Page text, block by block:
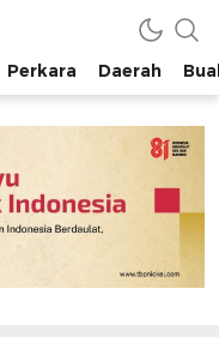
Perkara Daerah